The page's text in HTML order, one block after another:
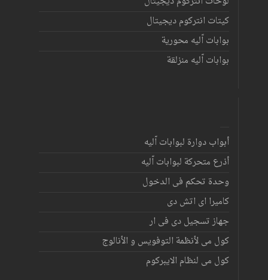
كيتات انتركوم ديجيتال
بوابات اّليه محورية
بوابات اّليه منزلقة
أبواب دوارة لبوابات اّليه
أذرع متحركة لبوابات اّليه
وحدة تحكم فى الدخول
كاميرا اى اتش دى
جهاز تسجيل دى فى ار
كول مى لأنظمة التوفويس و الأنالوج
كول مى لنظام الايبركوم